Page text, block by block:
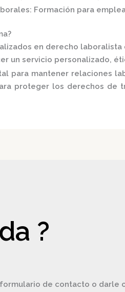
: Formación para
en derecho
un servicio personalizado,
para mantener relaciones
proteger los derechos de
?
de contacto o darle